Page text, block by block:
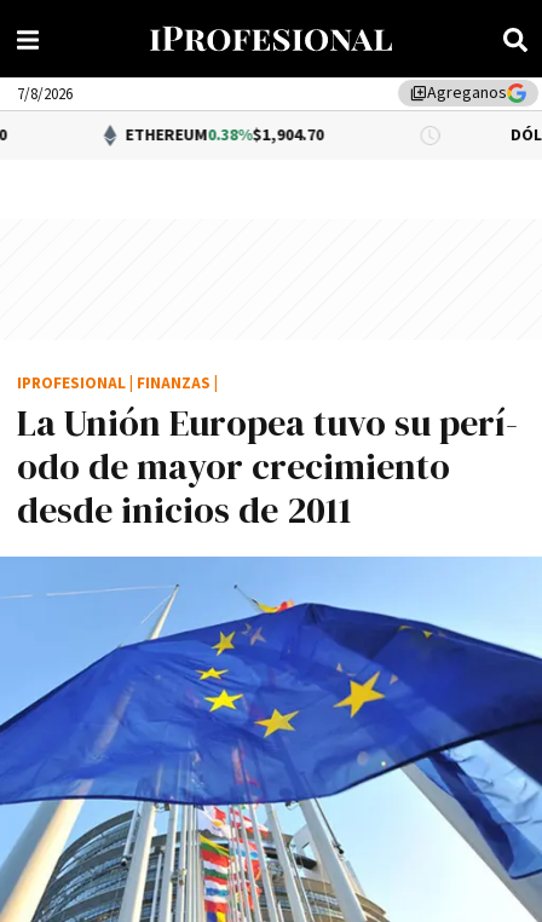
library_addAgreganos
7/8/2026
ETHEREUM0.38%$1,904.70 DÓLAR BNA
La Unión Europea tuvo su perí­
odo de mayor crecimiento
desde inicios de 2011
IPROFESIONAL FINANZAS